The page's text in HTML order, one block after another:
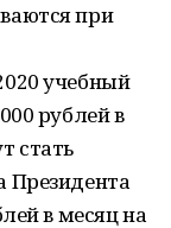
при
учебный
рублей в
стать
Президента
в месяц на